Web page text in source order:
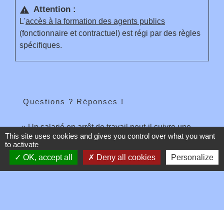
warning Attention :
L'accès à la formation des agents publics
(fonctionnaire et contractuel) est régi par des règles
spécifiques.
Questions ? Réponses !
Un salarié en arrêt de travail peut-il suivre une
formation ?
Un salarié en formation garde-t-il ses droits à
This site uses cookies and gives you control over what you want
to activate
OK, accept all
Deny all cookies Personalize